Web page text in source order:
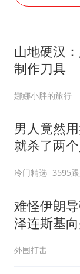
山地硬汉
制作刀具
娜娜小胖的旅行
男人竟然
就杀了两
冷门精选 3595
难怪伊朗
泽连斯基
外围打击